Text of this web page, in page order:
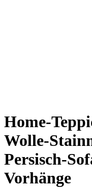
Home-
Wolle-
Persisch-
Vorhänge